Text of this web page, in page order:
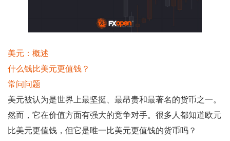
美元：概述
什么钱比美元更值钱？
常问问题
美元被认为是世界上最坚挺、最昂贵和最著名的货币之一。
然而，它在价值方面有强大的竞争对手。很多人都知道欧元
比美元更值钱，但它是唯一比美元更值钱的货币吗？